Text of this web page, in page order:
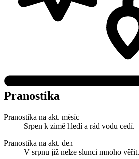
Pranostika
Pranostika na akt. měsíc
Srpen k zimě hledí a rád vodu cedí.
Pranostika na akt. den
V srpnu již nelze slunci mnoho věřit.